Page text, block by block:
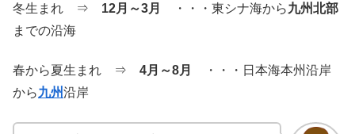
冬生まれ ⇒ 12月～3月 ・・・東シナ海から九州北部
までの沿海
春から夏生まれ ⇒ 4月～8月
・・・日本海本州沿岸
から九州沿岸